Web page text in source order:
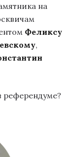
на
Феликсу
,
референдуме?